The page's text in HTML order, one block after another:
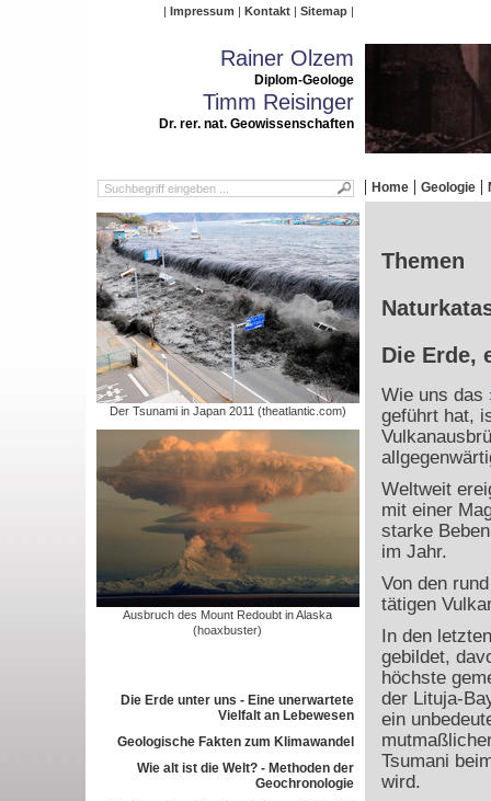
Impressum Kontakt Sitemap
Rainer Olzem
Diplom-Geologe
Timm Reisinger
Dr. rer. nat. Geowissenschaften
Home Geologie
Der Tsunami in Japan 2011 (theatlantic.com)
Ausbruch des Mount Redoubt in Alaska
(hoaxbuster)
Die Erde unter uns - Eine unerwartete
Vielfalt an Lebewesen
Geologische Fakten zum Klimawandel
Wie alt ist die Welt? - Methoden der
Geochronologie
Themen
Die Erde,
Wie uns das
geführt hat,
Weltweit
mit einer
starke
im Jahr.
Von den
tätigen
In den
gebildet,
höchste
der Lituja-
ein
Tsumani
wird.